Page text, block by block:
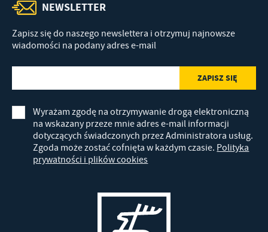
NEWSLETTER
Zapisz się do naszego newslettera i otrzymuj najnowsze
wiadomości na podany adres e-mail
Wyrażam zgodę na otrzymywanie drogą elektroniczną
na wskazany przeze mnie adres e-mail informacji
dotyczących świadczonych przez Administratora usług.
Zgoda może zostać cofnięta w każdym czasie. Polityka
prywatności i plików cookies